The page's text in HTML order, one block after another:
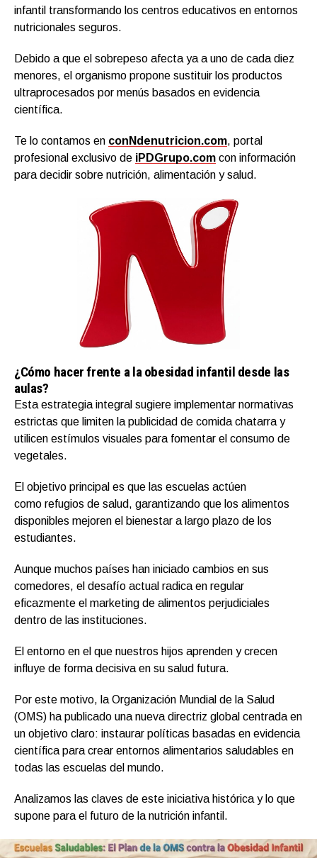
infantil transformando los centros educativos en entornos
nutricionales seguros.
Debido a que el sobrepeso afecta ya a uno de cada diez
menores, el organismo propone sustituir los productos
ultraprocesados por menús basados en evidencia
científica.
Te lo contamos en conNdenutricion.com, portal
profesional exclusivo de iPDGrupo.com con información
para decidir sobre nutrición, alimentación y salud.
¿Cómo hacer frente a la obesidad infantil desde las
aulas?
Esta estrategia integral sugiere implementar normativas
estrictas que limiten la publicidad de comida chatarra y
utilicen estímulos visuales para fomentar el consumo de
vegetales.
El objetivo principal es que las escuelas actúen
como refugios de salud, garantizando que los alimentos
disponibles mejoren el bienestar a largo plazo de los
estudiantes.
Aunque muchos países han iniciado cambios en sus
comedores, el desafío actual radica en regular
eficazmente el marketing de alimentos perjudiciales
dentro de las instituciones.
El entorno en el que nuestros hijos aprenden y crecen
influye de forma decisiva en su salud futura.
Por este motivo, la Organización Mundial de la Salud
(OMS) ha publicado una nueva directriz global centrada en
un objetivo claro: instaurar políticas basadas en evidencia
científica para crear entornos alimentarios saludables en
todas las escuelas del mundo.
Analizamos las claves de este iniciativa histórica y lo que
supone para el futuro de la nutrición infantil.